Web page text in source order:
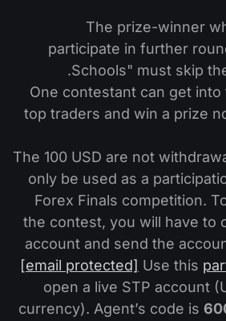
The prize-winner
participate in further
Schools" must skip
One contestant can get
top traders and win a prize
The 100 USD are not
only be used as a
Forex Finals competition.
the contest, you will have to
account and send the
[email protected] Use this
open a live STP account
currency). Agent’s code is